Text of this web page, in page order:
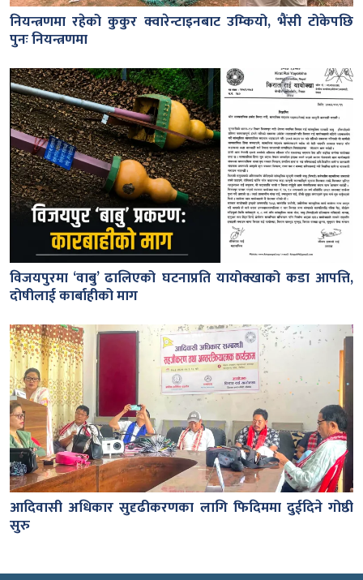
नियन्त्रणमा रहेको कुकुर क्वारेन्टाइनबाट उम्कियो, भैंसी टोकेपछि
पुनः नियन्त्रणमा
विजयपुरमा ‘वाबु’ ढालिएको घटनाप्रति यायोक्खाको कडा आपत्ति,
दोषीलाई कार्बाहीको माग
आदिवासी अधिकार सुदृढीकरणका लागि फिदिममा दुईदिने गोष्ठी
सुरु